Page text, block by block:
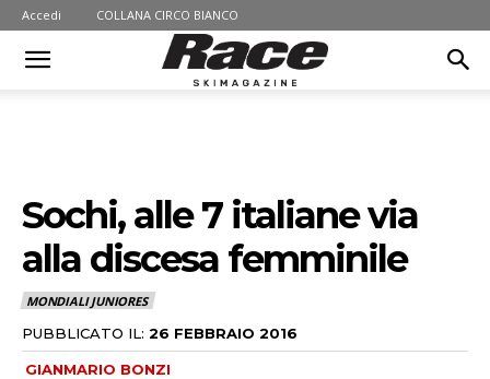
Accedi COLLANA CIRCO BIANCO
Sochi, alle 7 italiane via
alla discesa femminile
MONDIALI JUNIORES
PUBBLICATO IL: 26 FEBBRAIO 2016
GIANMARIO BONZI